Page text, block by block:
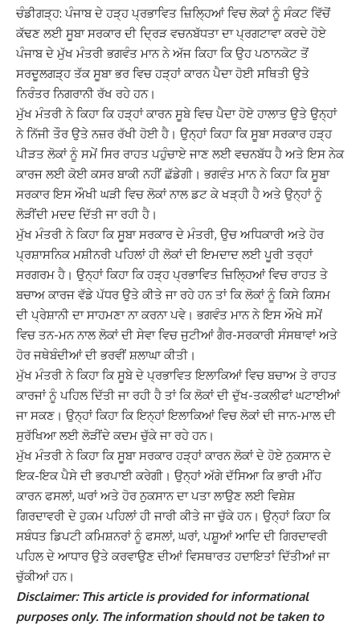
ਚੰਡੀਗੜ੍ਹ: ਪੰਜਾਬ ਦੇ ਹੜ੍ਹ ਪ੍ਰਭਾਵਿਤ ਜ਼ਿਲ੍ਹਿਆਂ ਵਿਚ ਲੋਕਾਂ ਨੂੰ ਸੰਕਟ ਵਿੱਚੋਂ
ਕੱਢਣ ਲਈ ਸੂਬਾ ਸਰਕਾਰ ਦੀ ਦ੍ਰਿੜ ਵਚਨਬੱਧਤਾ ਦਾ ਪ੍ਰਗਟਾਵਾ ਕਰਦੇ ਹੋਏ
ਪੰਜਾਬ ਦੇ ਮੁੱਖ ਮੰਤਰੀ ਭਗਵੰਤ ਮਾਨ ਨੇ ਅੱਜ ਕਿਹਾ ਕਿ ਉਹ ਪਠਾਨਕੋਟ ਤੋਂ
ਸਰਦੂਲਗੜ੍ਹ ਤੱਕ ਸੂਬਾ ਭਰ ਵਿਚ ਹੜ੍ਹਾਂ ਕਾਰਨ ਪੈਦਾ ਹੋਈ ਸਥਿਤੀ ਉਤੇ
ਨਿਰੰਤਰ ਨਿਗਰਾਨੀ ਰੱਖ ਰਹੇ ਹਨ।
ਮੁੱਖ ਮੰਤਰੀ ਨੇ ਕਿਹਾ ਕਿ ਹੜ੍ਹਾਂ ਕਾਰਨ ਸੂਬੇ ਵਿਚ ਪੈਦਾ ਹੋਏ ਹਾਲਾਤ ਉਤੇ ਉਨ੍ਹਾਂ
ਨੇ ਨਿੱਜੀ ਤੌਰ ਉਤੇ ਨਜ਼ਰ ਰੱਖੀ ਹੋਈ ਹੈ। ਉਨ੍ਹਾਂ ਕਿਹਾ ਕਿ ਸੂਬਾ ਸਰਕਾਰ ਹੜ੍ਹ
ਪੀੜਤ ਲੋਕਾਂ ਨੂੰ ਸਮੇਂ ਸਿਰ ਰਾਹਤ ਪਹੁੰਚਾਏ ਜਾਣ ਲਈ ਵਚਨਬੱਧ ਹੈ ਅਤੇ ਇਸ ਨੇਕ
ਕਾਰਜ ਲਈ ਕੋਈ ਕਸਰ ਬਾਕੀ ਨਹੀਂ ਛੱਡੇਗੀ। ਭਗਵੰਤ ਮਾਨ ਨੇ ਕਿਹਾ ਕਿ ਸੂਬਾ
ਸਰਕਾਰ ਇਸ ਔਖੀ ਘੜੀ ਵਿਚ ਲੋਕਾਂ ਨਾਲ ਡਟ ਕੇ ਖੜ੍ਹੀ ਹੈ ਅਤੇ ਉਨ੍ਹਾਂ ਨੂੰ
ਲੋੜੀਂਦੀ ਮਦਦ ਦਿੱਤੀ ਜਾ ਰਹੀ ਹੈ।
ਮੁੱਖ ਮੰਤਰੀ ਨੇ ਕਿਹਾ ਕਿ ਸੂਬਾ ਸਰਕਾਰ ਦੇ ਮੰਤਰੀ, ਉਚ ਅਧਿਕਾਰੀ ਅਤੇ ਹੋਰ
ਪ੍ਰਸ਼ਾਸਨਿਕ ਮਸ਼ੀਨਰੀ ਪਹਿਲਾਂ ਹੀ ਲੋਕਾਂ ਦੀ ਇਮਦਾਦ ਲਈ ਪੂਰੀ ਤਰ੍ਹਾਂ
ਸਰਗਰਮ ਹੈ। ਉਨ੍ਹਾਂ ਕਿਹਾ ਕਿ ਹੜ੍ਹ ਪ੍ਰਭਾਵਿਤ ਜ਼ਿਲ੍ਹਿਆਂ ਵਿਚ ਰਾਹਤ ਤੇ
ਬਚਾਅ ਕਾਰਜ ਵੱਡੇ ਪੱਧਰ ਉਤੇ ਕੀਤੇ ਜਾ ਰਹੇ ਹਨ ਤਾਂ ਕਿ ਲੋਕਾਂ ਨੂੰ ਕਿਸੇ ਕਿਸਮ
ਦੀ ਪ੍ਰੇਸ਼ਾਨੀ ਦਾ ਸਾਹਮਣਾ ਨਾ ਕਰਨਾ ਪਵੇ। ਭਗਵੰਤ ਮਾਨ ਨੇ ਇਸ ਔਖੇ ਸਮੇਂ
ਵਿਚ ਤਨ-ਮਨ ਨਾਲ ਲੋਕਾਂ ਦੀ ਸੇਵਾ ਵਿਚ ਜੁਟੀਆਂ ਗੈਰ-ਸਰਕਾਰੀ ਸੰਸਥਾਵਾਂ ਅਤੇ
ਹੋਰ ਜਥੇਬੰਦੀਆਂ ਦੀ ਭਰਵੀਂ ਸ਼ਲਾਘਾ ਕੀਤੀ।
ਮੁੱਖ ਮੰਤਰੀ ਨੇ ਕਿਹਾ ਕਿ ਸੂਬੇ ਦੇ ਪ੍ਰਭਾਵਿਤ ਇਲਾਕਿਆਂ ਵਿਚ ਬਚਾਅ ਤੇ ਰਾਹਤ
ਕਾਰਜਾਂ ਨੂੰ ਪਹਿਲ ਦਿੱਤੀ ਜਾ ਰਹੀ ਹੈ ਤਾਂ ਕਿ ਲੋਕਾਂ ਦੀ ਦੁੱਖ-ਤਕਲੀਫਾਂ ਘਟਾਈਆਂ
ਜਾ ਸਕਣ। ਉਨ੍ਹਾਂ ਕਿਹਾ ਕਿ ਇਨ੍ਹਾਂ ਇਲਾਕਿਆਂ ਵਿਚ ਲੋਕਾਂ ਦੀ ਜਾਨ-ਮਾਲ ਦੀ
ਸੁਰੱਖਿਆ ਲਈ ਲੋੜੀਂਦੇ ਕਦਮ ਚੁੱਕੇ ਜਾ ਰਹੇ ਹਨ।
ਮੁੱਖ ਮੰਤਰੀ ਨੇ ਕਿਹਾ ਕਿ ਸੂਬਾ ਸਰਕਾਰ ਹੜ੍ਹਾਂ ਕਾਰਨ ਲੋਕਾਂ ਦੇ ਹੋਏ ਨੁਕਸਾਨ ਦੇ
ਇਕ-ਇਕ ਪੈਸੇ ਦੀ ਭਰਪਾਈ ਕਰੇਗੀ। ਉਨ੍ਹਾਂ ਅੱਗੇ ਦੱਸਿਆ ਕਿ ਭਾਰੀ ਮੀਂਹ
ਕਾਰਨ ਫਸਲਾਂ, ਘਰਾਂ ਅਤੇ ਹੋਰ ਨੁਕਸਾਨ ਦਾ ਪਤਾ ਲਾਉਣ ਲਈ ਵਿਸ਼ੇਸ਼
ਗਿਰਦਾਵਰੀ ਦੇ ਹੁਕਮ ਪਹਿਲਾਂ ਹੀ ਜਾਰੀ ਕੀਤੇ ਜਾ ਚੁੱਕੇ ਹਨ। ਉਨ੍ਹਾਂ ਕਿਹਾ ਕਿ
ਸਬੰਧਤ ਡਿਪਟੀ ਕਮਿਸ਼ਨਰਾਂ ਨੂੰ ਫਸਲਾਂ, ਘਰਾਂ, ਪਸ਼ੂਆਂ ਆਦਿ ਦੀ ਗਿਰਦਾਵਰੀ
ਪਹਿਲ ਦੇ ਆਧਾਰ ਉਤੇ ਕਰਵਾਉਣ ਦੀਆਂ ਵਿਸਥਾਰਤ ਹਦਾਇਤਾਂ ਦਿੱਤੀਆਂ ਜਾ
ਚੁੱਕੀਆਂ ਹਨ।
Disclaimer: This article is provided for informational
purposes only. The information should not be taken to